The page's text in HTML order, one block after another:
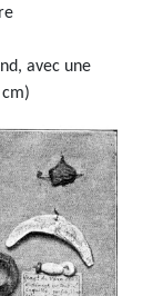
avec une